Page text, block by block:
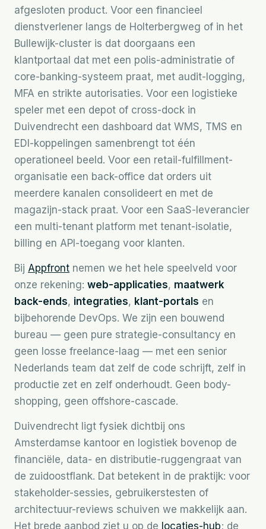
afgesloten product. Voor een financieel
dienstverlener langs de Holterbergweg of in het
Bullewijk-cluster is dat doorgaans een
klantportaal dat met een polis-administratie of
core-banking-systeem praat, met audit-logging,
MFA en strikte autorisaties. Voor een logistieke
speler met een depot of cross-dock in
Duivendrecht een dashboard dat WMS, TMS en
EDI-koppelingen samenbrengt tot één
operationeel beeld. Voor een retail-fulfillment-
organisatie een back-office dat orders uit
meerdere kanalen consolideert en met de
magazijn-stack praat. Voor een SaaS-leverancier
een multi-tenant platform met tenant-isolatie,
billing en API-toegang voor klanten.
Bij Appfront nemen we het hele speelveld voor
onze rekening: web-applicaties, maatwerk
back-ends, integraties, klant-portals en
bijbehorende DevOps. We zijn een bouwend
bureau — geen pure strategie-consultancy en
geen losse freelance-laag — met een senior
Nederlands team dat zelf de code schrijft, zelf in
productie zet en zelf onderhoudt. Geen body-
shopping, geen offshore-cascade.
Duivendrecht ligt fysiek dichtbij ons
Amsterdamse kantoor en logistiek bovenop de
financiële, data- en distributie-ruggengraat van
de zuidoostflank. Dat betekent in de praktijk: voor
stakeholder-sessies, gebruikerstesten of
architectuur-reviews schuiven we makkelijk aan.
Het brede aanbod ziet u op de locaties-hub; de